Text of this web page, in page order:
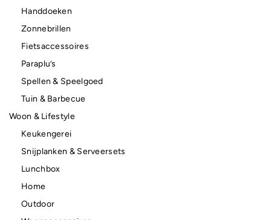
Handdoeken
Zonnebrillen
Fietsaccessoires
Paraplu’s
Spellen & Speelgoed
Tuin & Barbecue
Woon & Lifestyle
Keukengerei
Snijplanken & Serveersets
Lunchbox
Home
Outdoor